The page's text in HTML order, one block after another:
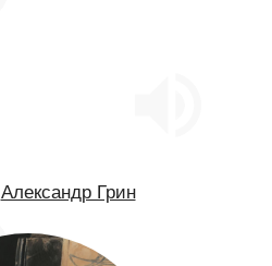
Александр Грин